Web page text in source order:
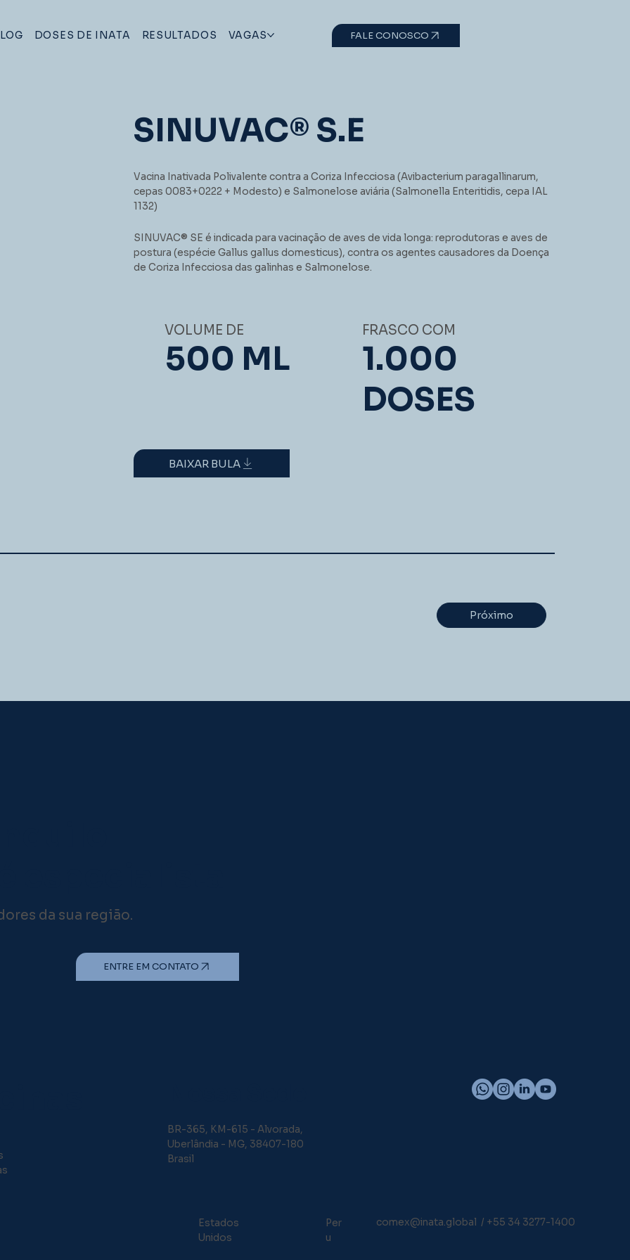
DOSES DE INATA RESULTADOS VAGAS FALE CONOSCO
SINUVAC® S.E
Vacina Inativada Polivalente contra a Coriza Infecciosa (Avibacterium paragallinarum,
cepas 0083+0222 + Modesto) e Salmonelose aviária (Salmonella Enteritidis, cepa IAL
1132)
SINUVAC® SE é indicada para vacinação de aves de vida longa: reprodutoras e aves de
postura (espécie Gallus gallus domesticus), contra os agentes causadores da Doença
de Coriza Infecciosa das galinhas e Salmonelose.
VOLUME DE
500 ML
FRASCO COM
1.000
DOSES
BAIXAR BULA
Próximo
da sua região.
ENTRE EM CONTATO
Estados
Unidos
Per
U
comex@inata.global / +55 34 3277-1400
BR-365, KM-615 - Alvorada,
Uberlândia - MG, 38407-180
Brasil